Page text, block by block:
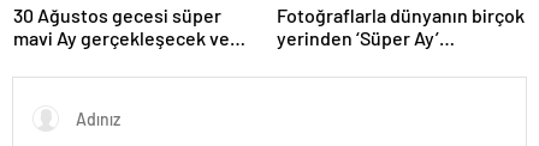
30 Ağustos gecesi süper
mavi Ay gerçekleşecek ve
olacak
Fotoğraflarla dünyanın birçok
yerinden ‘Süper Ay’